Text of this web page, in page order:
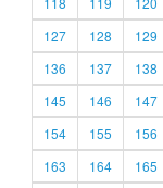
127
128 129
136
137 138
145
146 147
154
155 156
163
164 165